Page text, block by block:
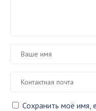
Сохранить моё имя,